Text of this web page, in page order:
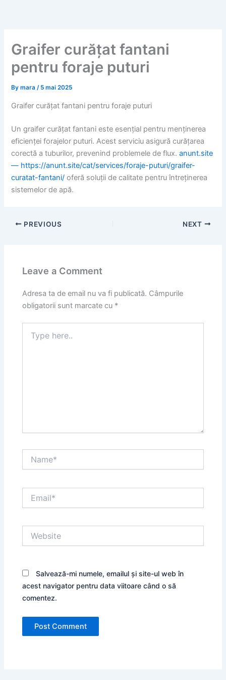
Graifer curățat fantani
pentru foraje puturi
Bymara/ 5 mai 2025
Graifer curățat fantani pentru foraje puturi
Un graifer curățat fantani este esențial pentru menținerea
eficienței forajelor puturi. Acest serviciu asigură curățarea
corectă a tuburilor, prevenind problemele de flux.anunt.site
— https://anunt.site/cat/services/foraje-puturi/graifer-
curatat-fantani/ oferă soluții de calitate pentru întreținerea
sistemelor de apă.
PREVIOUS NEXT
Leave a Comment
Adresa ta de email nu va fi publicată. Câmpurile
obligatorii sunt marcate cu *
here..
Salvează-mi numele, emailul și site-ul web în
acest navigator pentru data viitoare când o să
comentez.